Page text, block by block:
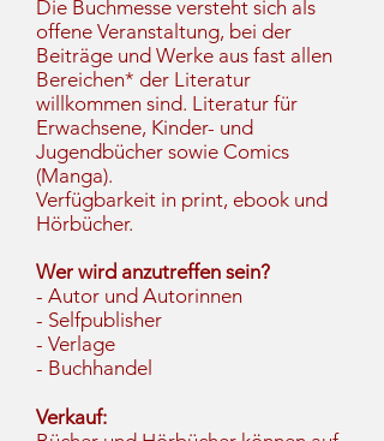
Die Buchmesse versteht sich als
offene Veranstaltung, bei der
Beiträge und Werke aus fast allen
Bereichen* der Literatur
willkommen sind. Literatur für
Erwachsene, Kinder- und
Jugendbücher sowie Comics
(Manga).
Verfügbarkeit in print, ebook und
Hörbücher.
​​Wer wird anzutreffen sein?
- Autor und Autorinnen
- Selfpublisher
- Verlage
- Buchhandel
Verkauf: